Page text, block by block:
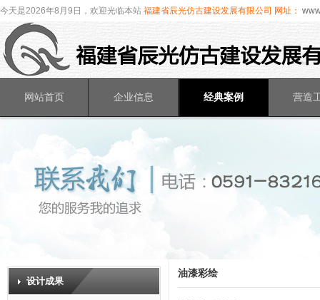
今天是2026年8月9日，欢迎光临本站 福建省辰光仿古建设发展有限公司 网址：
网站首页 企业信息 经典案例 营造
设计成果
油漆彩绘